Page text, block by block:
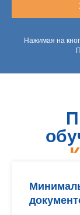
Нажимая на